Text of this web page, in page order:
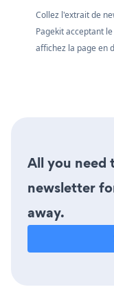
Collez l'extrait de
Pagekit acceptant
affichez la page en
All you need
newsletter
away.